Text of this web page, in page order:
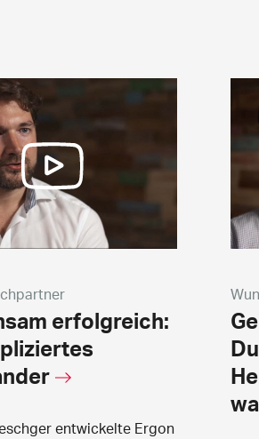
erfolgreich:
entwickelte Ergon